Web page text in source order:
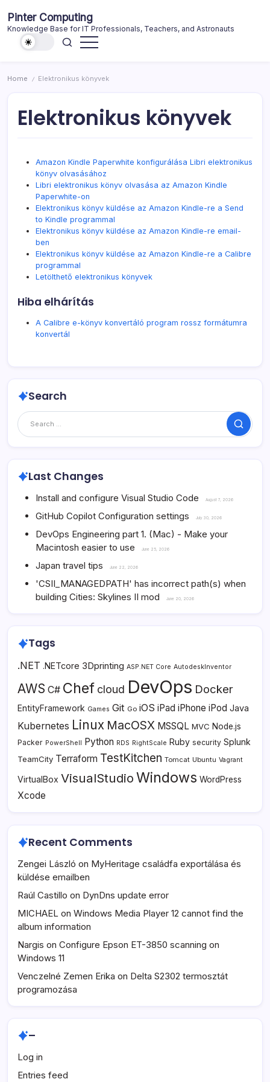
content
Pinter Computing
Knowledge Base for IT Professionals, Teachers, and Astronauts
Home / Elektronikus könyvek
Elektronikus könyvek
Amazon Kindle Paperwhite konfigurálása Libri elektronikus
könyv olvasásához
Libri elektronikus könyv olvasása az Amazon Kindle
Paperwhite-on
Elektronikus könyv küldése az Amazon Kindle-re a Send
to Kindle programmal
Elektronikus könyv küldése az Amazon Kindle-re email-
ben
Elektronikus könyv küldése az Amazon Kindle-re a Calibre
programmal
Letölthető elektronikus könyvek
Hiba elhárítás
A Calibre e-könyv konvertáló program rossz formátumra
konvertál
Search
Search
Last Changes
Install and configure Visual Studio Code August 7, 2026
GitHub Copilot Configuration settings July 30, 2026
DevOps Engineering part 1. (Mac) - Make your
Macintosh easier to use
June 25, 2026
Japan travel tips June 22, 2026
'CSII_MANAGEDPATH' has incorrect path(s) when
building Cities: Skylines II mod
June 20, 2026
Tags
.NET .NETcore 3Dprinting ASP.NET Core AutodeskInventor
AWS C# Chef cloud DevOps Docker
EntityFramework Games Git Go iOS iPad iPhone iPod Java
Kubernetes Linux MacOSX MSSQL MVC Node.js
Packer PowerShell Python RDS RightScale Ruby security Splunk
TeamCity Terraform TestKitchen Tomcat Ubuntu Vagrant
VirtualBox VisualStudio Windows WordPress
Xcode
Recent Comments
Zengei László on MyHeritage családfa exportálása és
küldése emailben
Raúl Castillo on DynDns update error
MICHAEL on Windows Media Player 12 cannot find the
album information
Nargis on Configure Epson ET-3850 scanning on
Windows 11
Venczelné Zemen Erika on Delta S2302 termosztát
programozása
–
Log in
Entries feed